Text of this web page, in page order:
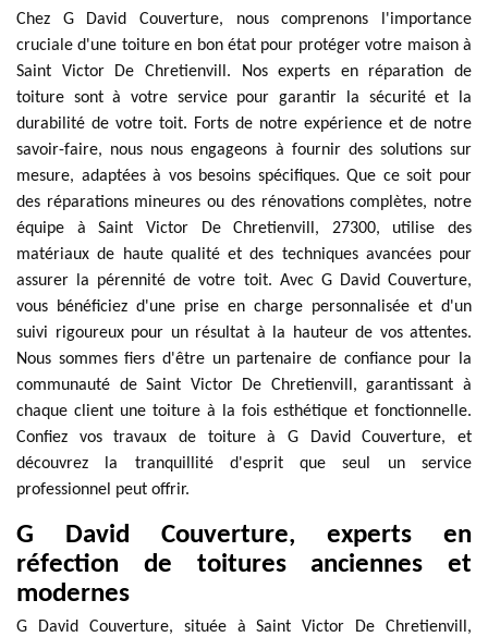
Chez G David Couverture, nous comprenons l'importance
cruciale d'une toiture en bon état pour protéger votre maison à
Saint Victor De Chretienvill. Nos experts en réparation de
toiture sont à votre service pour garantir la sécurité et la
durabilité de votre toit. Forts de notre expérience et de notre
savoir-faire, nous nous engageons à fournir des solutions sur
mesure, adaptées à vos besoins spécifiques. Que ce soit pour
des réparations mineures ou des rénovations complètes, notre
équipe à Saint Victor De Chretienvill, 27300, utilise des
matériaux de haute qualité et des techniques avancées pour
assurer la pérennité de votre toit. Avec G David Couverture,
vous bénéficiez d'une prise en charge personnalisée et d'un
suivi rigoureux pour un résultat à la hauteur de vos attentes.
Nous sommes fiers d'être un partenaire de confiance pour la
communauté de Saint Victor De Chretienvill, garantissant à
chaque client une toiture à la fois esthétique et fonctionnelle.
Confiez vos travaux de toiture à G David Couverture, et
découvrez la tranquillité d'esprit que seul un service
professionnel peut offrir.
G David Couverture, experts en
réfection de toitures anciennes et
modernes
G David Couverture, située à Saint Victor De Chretienvill,